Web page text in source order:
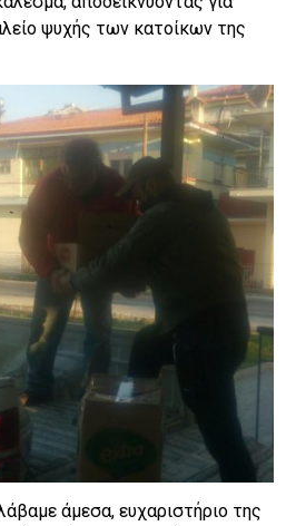
ψυχής των κατοίκων της
άμεσα, ευχαριστήριο της